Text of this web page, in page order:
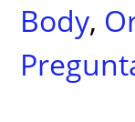
Body,